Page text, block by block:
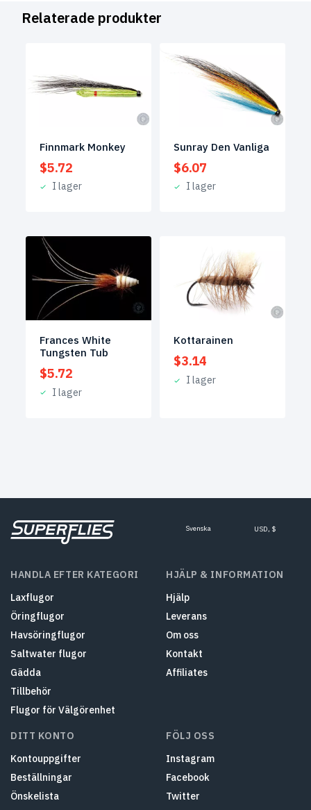
Relaterade produkter
Finnmark Monkey
$5.72
I lager
Sunray Den Vanliga
$6.07
I lager
Frances White
Tungsten Tub
$5.72
I lager
Kottarainen
$3.14
I lager
Svenska USD, $
HANDLA EFTER KATEGORI
Laxflugor
Öringflugor
Havsöringflugor
Saltwater flugor
Gädda
Tillbehör
Flugor för Välgörenhet
HJÄLP & INFORMATION
Hjälp
Leverans
Om oss
Kontakt
Affiliates
DITT KONTO
Kontouppgifter
Beställningar
Önskelista
FÖLJ OSS
Instagram
Facebook
Twitter